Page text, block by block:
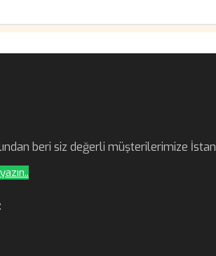
beri siz değerli müşterilerimize